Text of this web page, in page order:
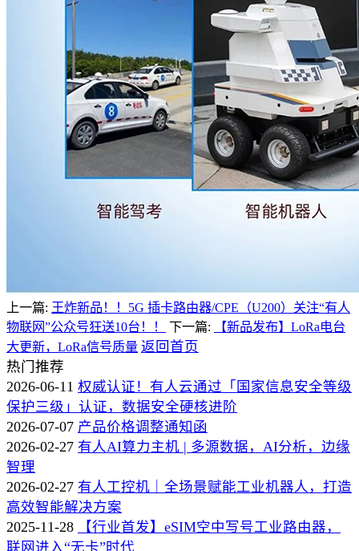
上一篇: 王炸新品！！5G 插卡路由器/CPE（U200）关注“有人
物联网”公众号狂送10台！！
下一篇:
【新品发布】LoRa电台
大更新，LoRa信号质量 返回首页
热门推荐
2026-06-11 权威认证！有人云通过「国家信息安全等级
保护三级」认证，数据安全硬核进阶
2026-07-07 产品价格调整通知函
2026-02-27 有人AI算力主机 | 多源数据，AI分析，边缘
智理
2026-02-27 有人工控机｜全场景赋能工业机器人，打造
高效智能解决方案
2025-11-28
【行业首发】eSIM空中写号工业路由器，
联网进入“无卡”时代